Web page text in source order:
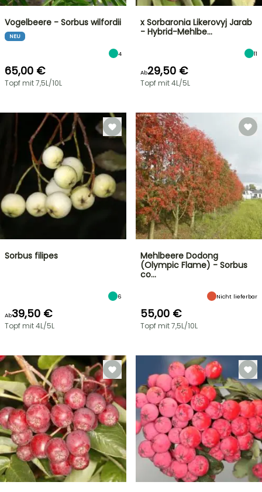
Vogelbeere - Sorbus wilfordii
NEU
4
65,00 €
Topf mit 7,5L/10L
x Sorbaronia Likerovyj Jarab
- Hybrid-Mehlbe…
11
Ab29,50 €
Topf mit 4L/5L
Sorbus filipes
6
Ab39,50 €
Topf mit 4L/5L
Mehlbeere Dodong
(Olympic Flame) - Sorbus
co…
Nicht lieferbar
55,00 €
Topf mit 7,5L/10L